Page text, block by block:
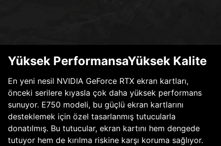
Yüksek PerformansaYüksek Kalite
En yeni nesil NVIDIA GeForce RTX ekran kartları,
önceki serilere kıyasla çok daha yüksek performans
sunuyor. E750 modeli, bu güçlü ekran kartlarını
desteklemek için özel tasarlanmış tutucularla
donatılmış. Bu tutucular, ekran kartını hem dengede
tutuyor hem de kırılma riskine karşı koruma sağlıyor.